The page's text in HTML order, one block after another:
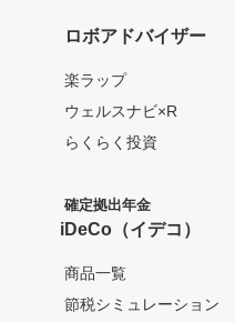
ロボアドバイザー
楽ラップ
ウェルスナビ×R
らくらく投資
確定拠出年金
iDeCo（イデコ）
商品一覧
節税シミュレーション